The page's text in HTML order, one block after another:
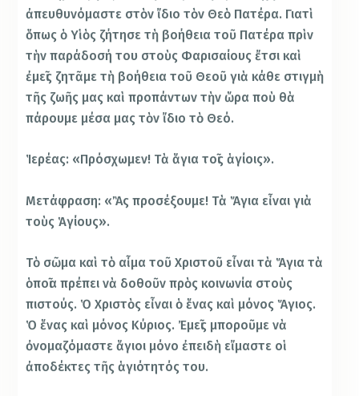
ἀπευθυνόμαστε στὸν ἴδιο τὸν Θεὸ Πατέρα. Γιατὶ
ὅπως ὁ Υἱὸς ζήτησε τὴ βοήθεια τοῦ Πατέρα πρὶν
τὴν παράδοσή του στοὺς Φαρισαίους ἔτσι καὶ
ἐμεῖς ζητᾶμε τὴ βοήθεια τοῦ Θεοῦ γιὰ κάθε στιγμὴ
τῆς ζωῆς μας καὶ προπάντων τὴν ὥρα ποὺ θὰ
πάρουμε μέσα μας τὸν ἴδιο τὸ Θεό.
Ἱερέας: «Πρόσχωμεν! Τὰ ἅγια τοῖς ἁγίοις».
Μετάφραση: «Ἂς προσέξουμε! Τὰ Ἅγια εἶναι γιὰ
τοὺς Ἁγίους».
Τὸ σῶμα καὶ τὸ αἷμα τοῦ Χριστοῦ εἶναι τὰ Ἅγια τὰ
ὁποῖα πρέπει νὰ δοθοῦν πρὸς κοινωνία στοὺς
πιστούς. Ὁ Χριστὸς εἶναι ὁ ἕνας καὶ μόνος Ἅγιος.
Ὁ ἕνας καὶ μόνος Κύριος. Ἐμεῖς μποροῦμε νὰ
ὀνομαζόμαστε ἅγιοι μόνο ἐπειδὴ εἴμαστε οἱ
ἀποδέκτες τῆς ἁγιότητός του.